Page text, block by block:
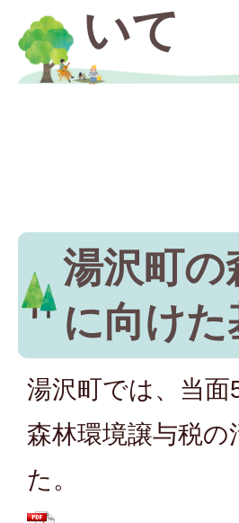
いて
湯沢町の
に向け
湯沢町では、当
森林環境譲与税
た。